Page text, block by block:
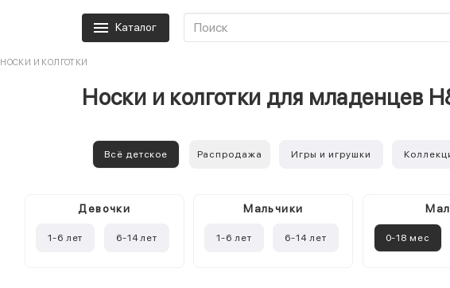
Каталог
НОСКИ И КОЛГОТКИ
Носки и колготки для младенцев
Всё детское Распродажа Игры и игрушки
Девочки
1-6 лет 6-14 лет
Mальчики
1-6 лет 6-14 лет 0-18 мес